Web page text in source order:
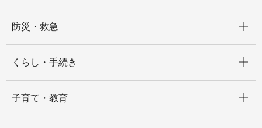
防災・救急
くらし・手続き
子育て・教育